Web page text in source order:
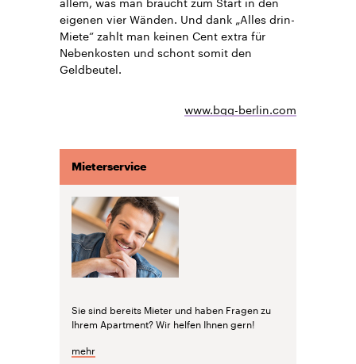
eigenen vier Wänden. Und dank „Alles drin-
Miete“ zahlt man keinen Cent extra für
Nebenkosten und schont somit den
Geldbeutel.
www.bgg-berlin.com
Mieterservice
Sie sind bereits Mieter und haben Fragen zu
Ihrem Apartment? Wir helfen Ihnen gern!
mehr